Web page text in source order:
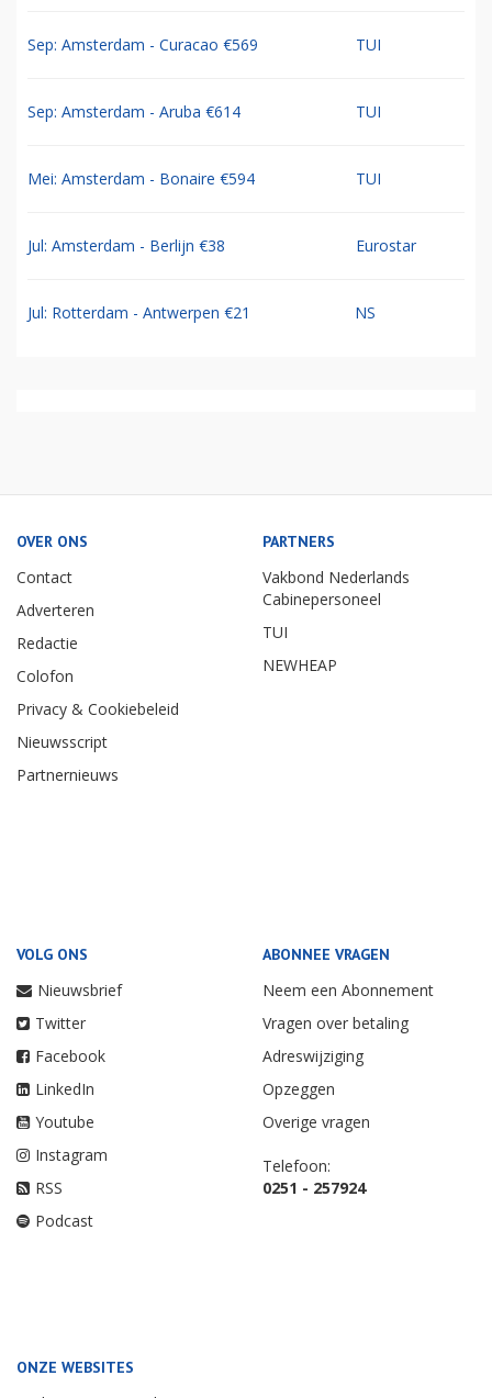
Sep: Amsterdam - Curacao €569 TUI
Sep: Amsterdam - Aruba €614 TUI
Mei: Amsterdam - Bonaire €594 TUI
Jul: Amsterdam - Berlijn €38 Eurostar
Jul: Rotterdam - Antwerpen €21 NS
OVER ONS
Contact
Adverteren
Redactie
Colofon
Privacy & Cookiebeleid
Nieuwsscript
Partnernieuws
PARTNERS
Vakbond Nederlands
Cabinepersoneel
TUI
NEWHEAP
VOLG ONS
Nieuwsbrief
Twitter
Facebook
LinkedIn
Youtube
Instagram
RSS
Podcast
ABONNEE VRAGEN
Neem een Abonnement
Vragen over betaling
Adreswijziging
Opzeggen
Overige vragen
Telefoon:
0251 - 257924
ONZE WEBSITES